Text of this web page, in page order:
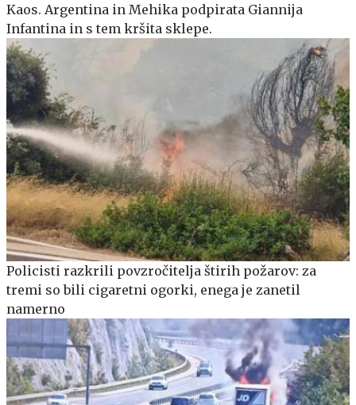
Kaos. Argentina in Mehika podpirata Giannija
Infantina in s tem kršita sklepe.
Policisti razkrili povzročitelja štirih požarov: za
tremi so bili cigaretni ogorki, enega je zanetil
namerno